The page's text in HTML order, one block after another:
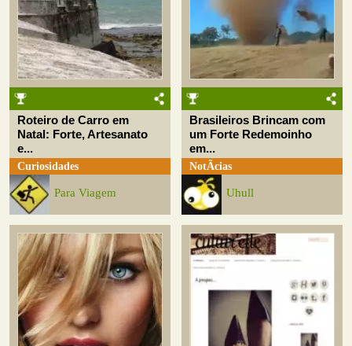
Roteiro de Carro em
Natal: Forte, Artesanato
e...
Curiosidades
Para Viagem
Brasileiros Brincam com
um Forte Redemoinho
em...
NotÃ­cias
Uhull